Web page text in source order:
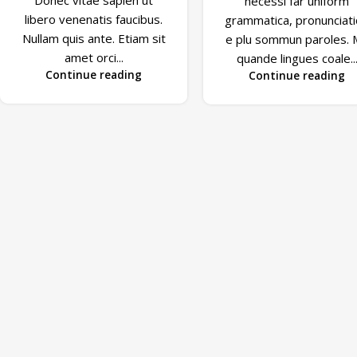
libero venenatis faucibus.
Nullam quis ante. Etiam sit
amet orci...
Continue reading
grammatica,
e plu sommun paroles.
quande lingues coale...
Continue reading